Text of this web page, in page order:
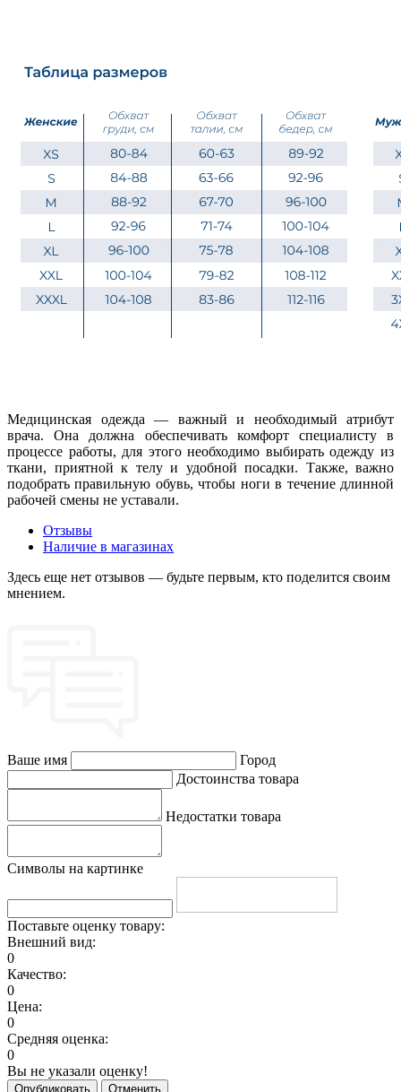
Медицинская одежда — важный и необходимый атрибут
врача. Она должна обеспечивать комфорт специалисту в
процессе работы, для этого необходимо выбирать одежду из
ткани, приятной к телу и удобной посадки. Также, важно
подобрать правильную обувь, чтобы ноги в течение длинной
рабочей смены не уставали.
Отзывы
Наличие в магазинах
Здесь еще нет отзывов — будьте первым, кто поделится своим
мнением.
Ваше имя
Город
Достоинства товара
Недостатки товара
Символы на картинке
Поставьте оценку товару:
Внешний вид:
0
Качество:
0
Цена:
0
Средняя оценка:
0
Вы не указали оценку!
Опубликовать Отменить